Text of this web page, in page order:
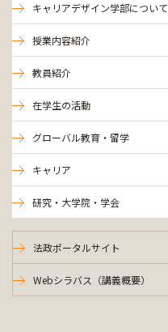
キャリアデザイン学部について
授業内容紹介
教員紹介
在学生の活動
グローバル教育・留学
キャリア
研究・大学院・学会
法政ポータルサイト
Webシラバス（講義概要）